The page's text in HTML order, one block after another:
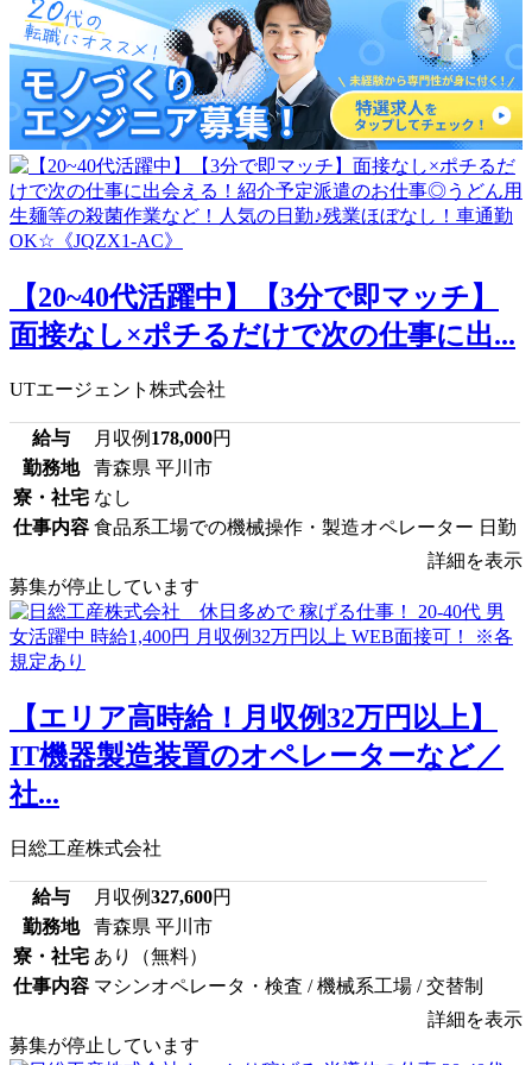
【20~40代活躍中】【3分で即マッチ】
面接なし×ポチるだけで次の仕事に出...
UTエージェント株式会社
給与 月収例 178,000円
勤務地
青森県 平川市
寮・社宅 なし
仕事内容 食品系工場での機械操作・製造オペレーター 日勤
詳細を表示
募集が停止しています
【エリア高時給！月収例32万円以上】
IT機器製造装置のオペレーターなど／
社...
日総工産株式会社
給与 月収例327,600円
勤務地
青森県 平川市
寮・社宅 あり（無料）
仕事内容 マシンオペレータ・検査 / 機械系工場 / 交替制
詳細を表示
募集が停止しています